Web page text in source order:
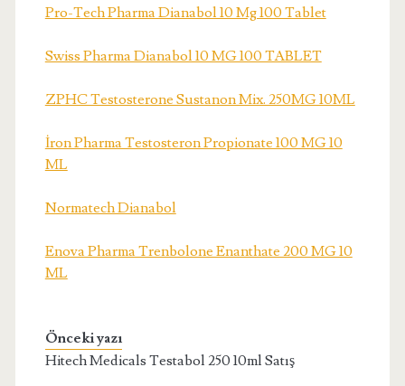
Pro-Tech Pharma Dianabol 10 Mg 100 Tablet
Swiss Pharma Dianabol 10 MG 100 TABLET
ZPHC Testosterone Sustanon Mix. 250MG 10ML
İron Pharma Testosteron Propionate 100 MG 10
ML
Normatech Dianabol
Enova Pharma Trenbolone Enanthate 200 MG 10
ML
Önceki yazı
Hitech Medicals Testabol 250 10ml Satış